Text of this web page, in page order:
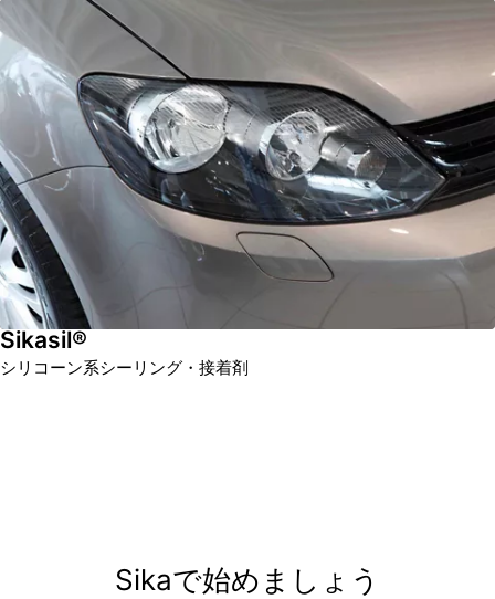
Sikasil®
シリコーン系シーリング・接着剤
Sikaで始めましょう